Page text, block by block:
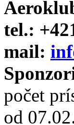
tel.:
mail:
počet
od